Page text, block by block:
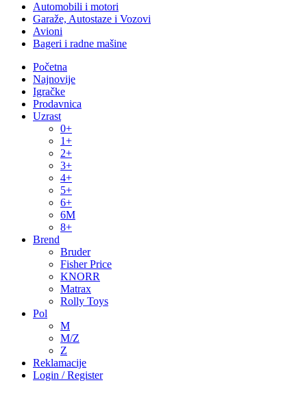
Automobili i motori
Garaže, Autostaze i Vozovi
Avioni
Bageri i radne mašine
Početna
Najnovije
Igračke
Prodavnica
Uzrast
0+
1+
2+
3+
4+
5+
6+
6M
8+
Brend
Bruder
Fisher Price
KNORR
Matrax
Rolly Toys
Pol
M
M/Z
Z
Reklamacije
Login / Register